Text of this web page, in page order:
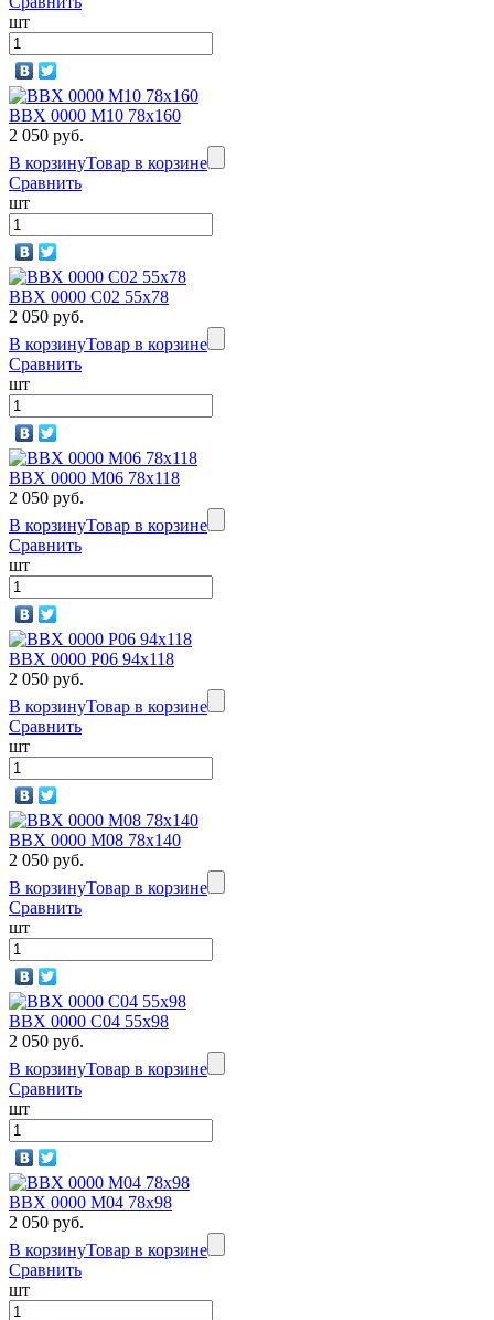
шт
BBX 0000 M10 78х160
2 050 руб.
В корзинуТовар в корзине
Сравнить
шт
BBX 0000 C02 55x78
2 050 руб.
В корзинуТовар в корзине
Сравнить
шт
BBX 0000 M06 78х118
2 050 руб.
В корзинуТовар в корзине
Сравнить
шт
BBX 0000 P06 94х118
2 050 руб.
В корзинуТовар в корзине
Сравнить
шт
BBX 0000 M08 78х140
2 050 руб.
В корзинуТовар в корзине
Сравнить
шт
BBX 0000 C04 55x98
2 050 руб.
В корзинуТовар в корзине
Сравнить
шт
BBX 0000 M04 78х98
2 050 руб.
В корзинуТовар в корзине
Сравнить
шт